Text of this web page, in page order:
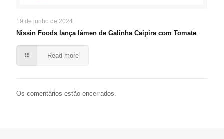
19 de junho de 2024
Nissin Foods lança lámen de Galinha Caipira com Tomate
Read more
Os comentários estão encerrados.